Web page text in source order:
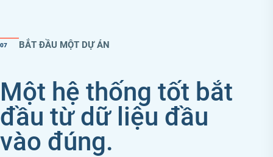
07 BẮT ĐẦU MỘT DỰ ÁN
Một hệ thống tốt bắt
đầu từ dữ liệu đầu
vào đúng.